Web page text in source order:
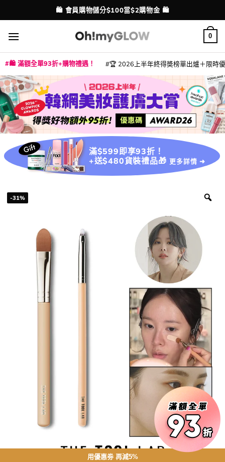
to
content
配送港澳
🛍️ 會員購物儲分$100當$2購物金 🛍️
💳 支援消費券、FPS、八達通、PAYME、信用卡付款
0
🛍️ 滿額全單93折+購物禮遇！ 🏆 2026上半年終得奬榜單出爐＋限時
滿$599即享93折！
+送$480貨裝禮品🎁 更多詳情 ➜
-31%
用優惠劵 再減5%